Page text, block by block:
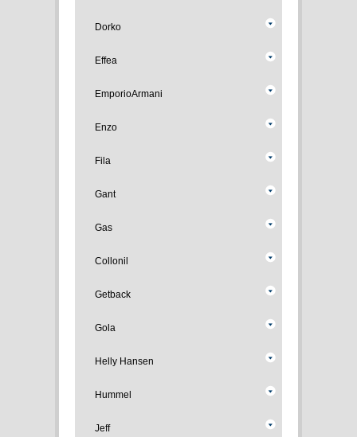
Dorko
Effea
EmporioArmani
Enzo
Fila
Gant
Gas
Collonil
Getback
Gola
Helly Hansen
Hummel
Jeff